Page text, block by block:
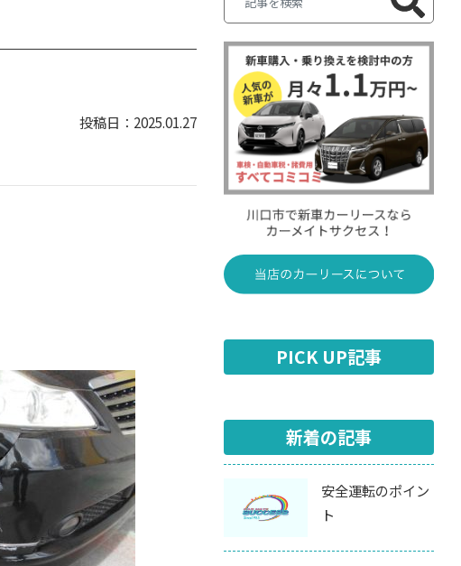
2025.01.27
PICK UP記事
新着の記事
安全運転のポイン
ト